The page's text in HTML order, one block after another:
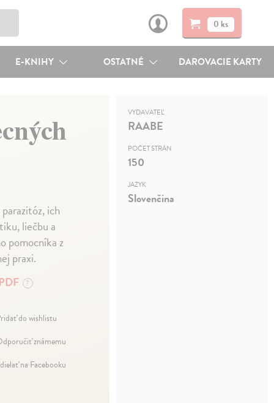
0 ks
E-KNIHY OSTATNÉ DAROVACIE KARTY
ich
liečbu a
pomocníka z
praxi.
?
do wishlistu
známemu
na Facebooku
VYDAVATEĽ
RAABE
POČET STRÁN
150
JAZYK
Slovenčina